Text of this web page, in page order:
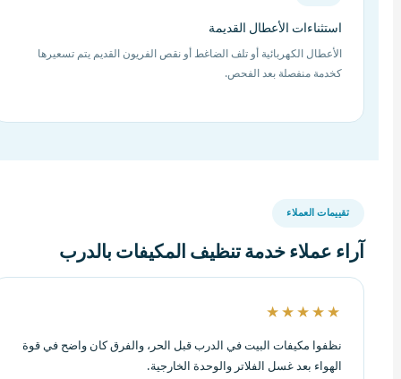
استثناءات الأعطال القديمة
الأعطال الكهربائية أو تلف الضاغط أو نقص الفريون القديم يتم تسعيرها
كخدمة منفصلة بعد الفحص.
تقييمات العملاء
آراء عملاء خدمة تنظيف المكيفات بالدرب
★★★★★
نظفوا مكيفات البيت في الدرب قبل الحر، والفرق كان واضح في قوة
الهواء بعد غسل الفلاتر والوحدة الخارجية.